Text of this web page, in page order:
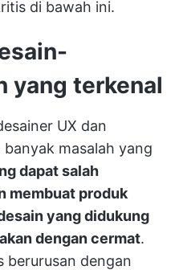
di bawah ini.
yang terkenal
UX dan
masalah yang
dapat salah
membuat produk
yang didukung
dengan cermat.
berurusan dengan